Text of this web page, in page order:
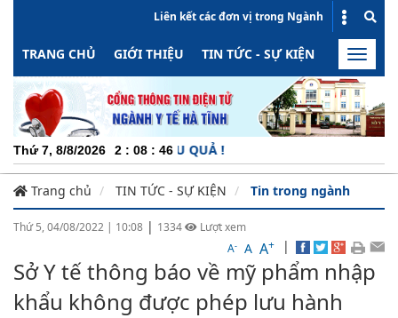
Liên kết các đơn vị trong Ngành
TRANG CHỦ GIỚI THIỆU TIN TỨC - SỰ KIỆN HOẠT
Toggle
Thứ 7, 8/8/2026 2 : 08 : 46
- MINH BẠCH - HIỆU QUẢ !
Trang chủ TIN TỨC - SỰ KIỆN Tin trong ngành
Thứ 5, 04/08/2022 | 10:08 | 1334
Lượt xem
A- A A+ |
Sở Y tế thông báo về mỹ phẩm nhập
khẩu không được phép lưu hành